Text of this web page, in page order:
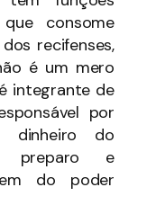
consome
recifenses,
é um mero
integrante de
por
dinheiro do
preparo e
do poder